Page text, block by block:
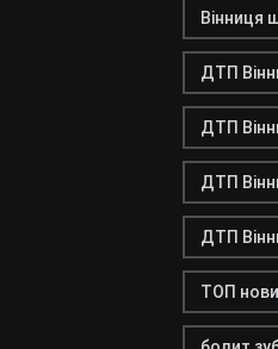
Вінниця
ДТП
ДТП
ДТП
ДТП
ТОП